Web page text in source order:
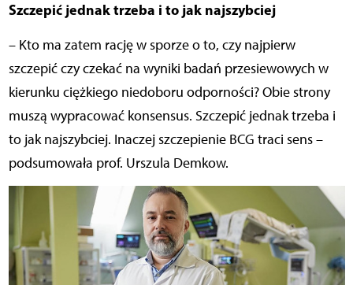
Szczepić jednak trzeba i to jak najszybciej
– Kto ma zatem rację w sporze o to, czy najpierw
szczepić czy czekać na wyniki badań przesiewowych w
kierunku ciężkiego niedoboru odporności?Obie strony
muszą wypracować konsensus. Szczepić jednak trzeba i
to jak najszybciej. Inaczej szczepienie BCG traci sens –
podsumowała prof. Urszula Demkow.